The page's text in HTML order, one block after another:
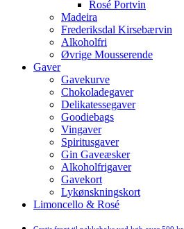
Rosé Portvin
Madeira
Frederiksdal Kirsebærvin
Alkoholfri
Øvrige Mousserende
Gaver
Gavekurve
Chokoladegaver
Delikatessegaver
Goodiebags
Vingaver
Spiritusgaver
Gin Gaveæsker
Alkoholfrigaver
Gavekort
Lykønskningskort
Limoncello & Rosé